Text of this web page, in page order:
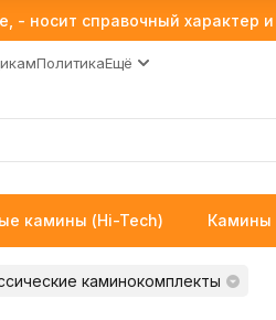
носит справочный характер
ПолитикаЕщё
камины (Hi-Tech) Камины
каминокомплекты